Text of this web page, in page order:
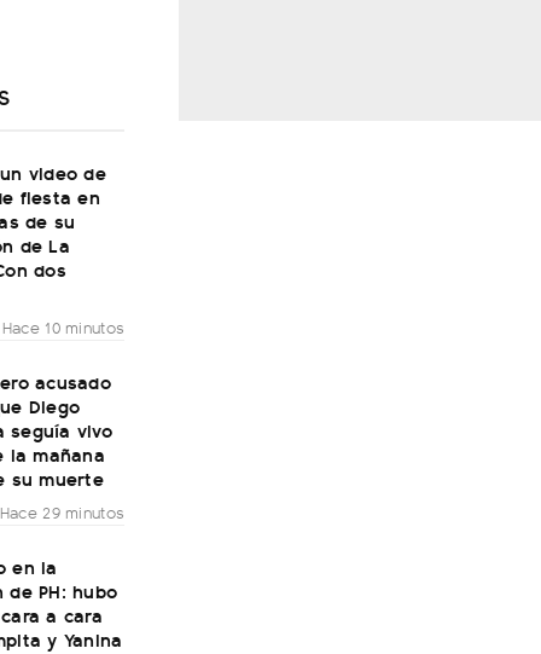
video de
fiesta en
de su
de La
dos
Hace 10 minutos
acusado
Diego
seguía vivo
la mañana
su muerte
Hace 29 minutos
en la
de PH: hubo
a cara
y Yanina